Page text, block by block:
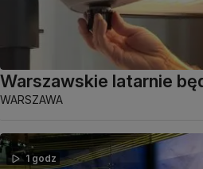
Warszawskie latarnie
WARSZAWA
1 godz